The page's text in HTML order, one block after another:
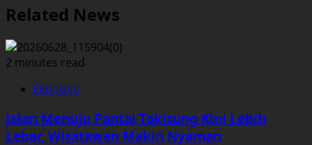
Related News
2 minutes read
Ekonomi
Jalan Menuju Pantai Takisung Kini Lebih
Lebar, Wisatawan Makin Nyaman